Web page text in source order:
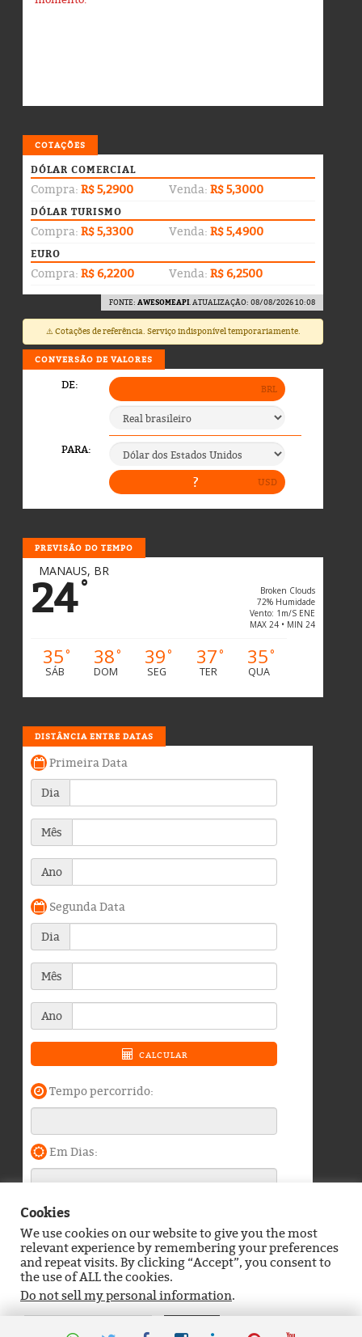
COTAÇÕES
DÓLAR COMERCIAL
Compra: R$ 5,2900 Venda: R$ 5,3000
DÓLAR TURISMO
Compra: R$ 5,3300 Venda: R$ 5,4900
EURO
Compra: R$ 6,2200 Venda: R$ 6,2500
FONTE: AWESOMEAPI. ATUALIZAÇÃO: 08/08/2026 10:08
⚠️ Cotações de referência. Serviço indisponível temporariamente.
CONVERSÃO DE VALORES
PREVISÃO DO TEMPO
MANAUS, BR
24°
Broken Clouds
72% Humidade
Vento: 1m/s ENE
MAX 24 • MIN 24
35°
SÁB
38°
DOM
39°
SEG
37°
TER
35°
QUA
DISTÂNCIA ENTRE DATAS
Blog do Durango Duarte © 2026. Todos os direitos
reservados.
Política de Privacidade
Cookies
We use cookies on our website to give you the most
relevant experience by remembering your preferences
and repeat visits. By clicking “Accept”, you consent to
the use of ALL the cookies.
Do not sell my personal information.